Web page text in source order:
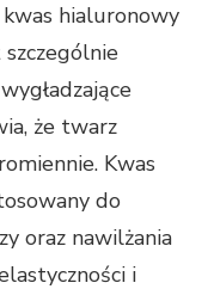
hialuronowy
że twarz
Kwas
do
oraz nawilżania
i